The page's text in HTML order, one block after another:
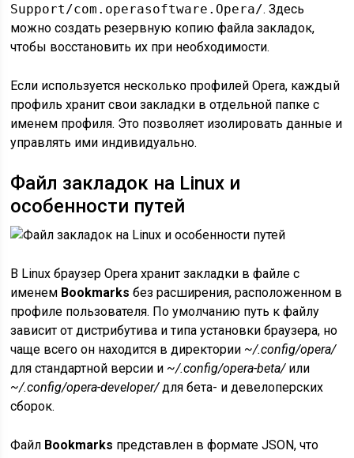
Support/com.operasoftware.Opera/. Здесь
можно создать резервную копию файла закладок,
чтобы восстановить их при необходимости.
Если используется несколько профилей Opera, каждый
профиль хранит свои закладки в отдельной папке с
именем профиля. Это позволяет изолировать данные и
управлять ими индивидуально.
Файл закладок на Linux и
особенности путей
В Linux браузер Opera хранит закладки в файле с
именем Bookmarks без расширения, расположенном в
профиле пользователя. По умолчанию путь к файлу
зависит от дистрибутива и типа установки браузера, но
чаще всего он находится в директории ~/.config/opera/
для стандартной версии и ~/.config/opera-beta/или
~/.config/opera-developer/для бета- и девелоперских
сборок.
Файл Bookmarks представлен в формате JSON, что